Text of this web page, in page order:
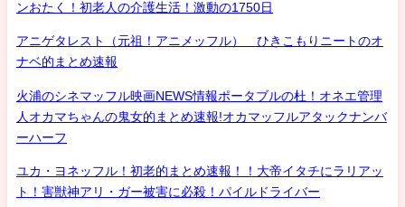
ンおたく！初老人の介護生活！激動の1750日
アニゲタレスト（元祖！アニメッフル） ひきこもりニートのオ
ナベ的まとめ速報
火浦のシネマッフル映画NEWS情報ポータブルの杜！オネエ管理
人オカマちゃんの鬼女的まとめ速報!オカマッフルアタックナンバ
ーハーフ
ユカ・ヨネッフル！初老的まとめ速報！！大帝イタチにラリアッ
ト！害獣神アリ・ガー被害に必殺！パイルドライバー